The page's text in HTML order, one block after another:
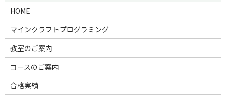
HOME
マインクラフトプログラミング
教室のご案内
コースのご案内
合格実績